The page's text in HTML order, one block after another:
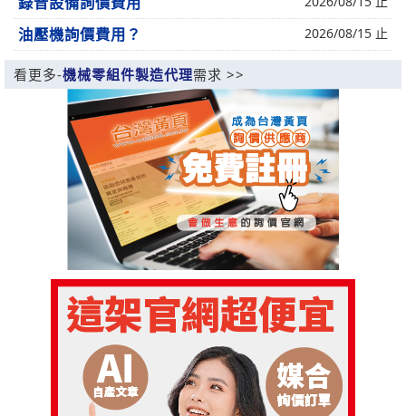
油壓機詢價費用？ 2026/08/15 止
看更多-機械零組件製造代理需求 >>